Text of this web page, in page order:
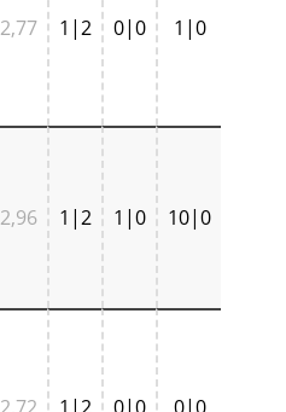
2,77 1|2 0|0 1|0
2,96 1|2 1|0 10|0